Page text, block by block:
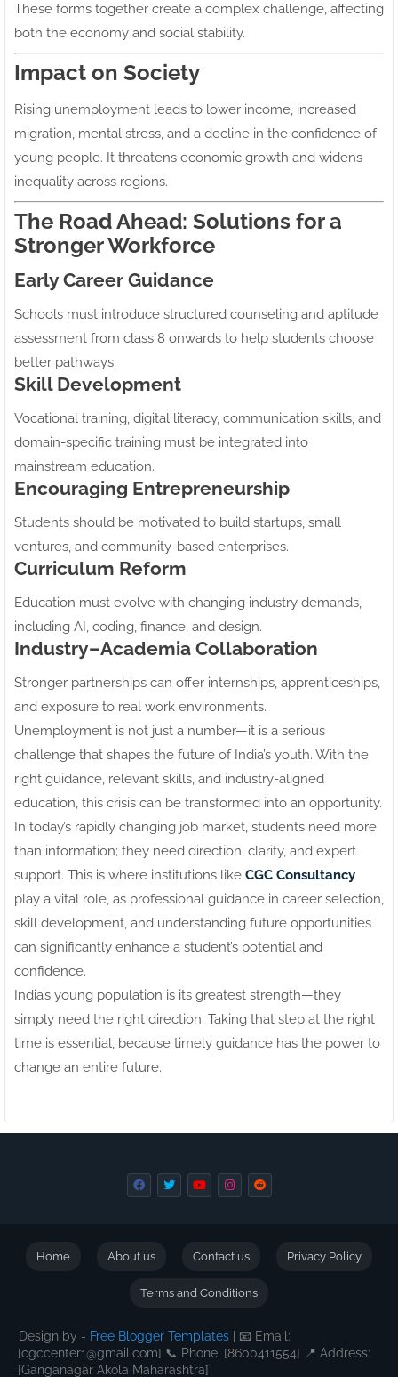
These forms together create a complex challenge, affecting
both the economy and social stability.
Impact on Society
Rising unemployment leads to lower income, increased
migration, mental stress, and a decline in the confidence of
young people. It threatens economic growth and widens
inequality across regions.
The Road Ahead: Solutions for a
Stronger Workforce
Early Career Guidance
Schools must introduce structured counseling and aptitude
assessment from class 8 onwards to help students choose
better pathways.
Skill Development
Vocational training, digital literacy, communication skills, and
domain-specific training must be integrated into
mainstream education.
Encouraging Entrepreneurship
Students should be motivated to build startups, small
ventures, and community-based enterprises.
Curriculum Reform
Education must evolve with changing industry demands,
including AI, coding, finance, and design.
Industry–Academia Collaboration
Stronger partnerships can offer internships, apprenticeships,
and exposure to real work environments.
Unemployment is not just a number—it is a serious
challenge that shapes the future of India’s youth. With the
right guidance, relevant skills, and industry-aligned
education, this crisis can be transformed into an opportunity.
In today’s rapidly changing job market, students need more
than information; they need direction, clarity, and expert
support. This is where institutions like CGC Consultancy
play a vital role, as professional guidance in career selection,
skill development, and understanding future opportunities
can significantly enhance a student’s potential and
confidence.
India’s young population is its greatest strength—they
simply need the right direction. Taking that step at the right
time is essential, because timely guidance has the power to
change an entire future.
Design by - Free Blogger Templates | 📧 Email:
[cgccenter1@gmail.com] 📞 Phone: [8600411554] 📍 Address:
[Ganganagar Akola Maharashtra]
Home About us Contact us Privacy Policy
Terms and Conditions